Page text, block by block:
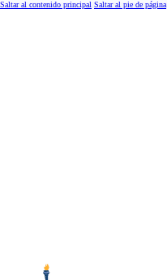
Saltar al contenido principal Saltar al pie de página